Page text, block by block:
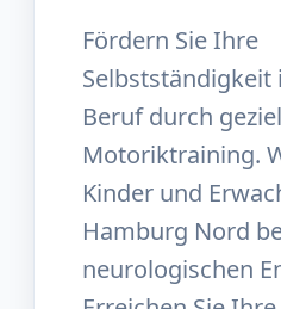
Fördern Sie Ihre
Selbstständigkeit
Beruf durch
Motoriktraining.
Kinder und
Hamburg Nord
neurologischen